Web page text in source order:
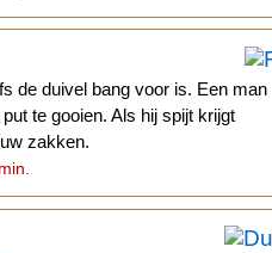
de duivel bang voor is. Een man
te gooien. Als hij spijt krijgt
zakken.